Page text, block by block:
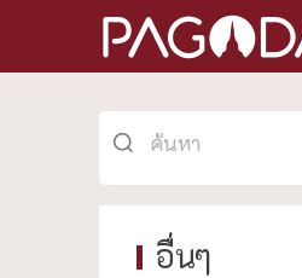
อื่นๆ